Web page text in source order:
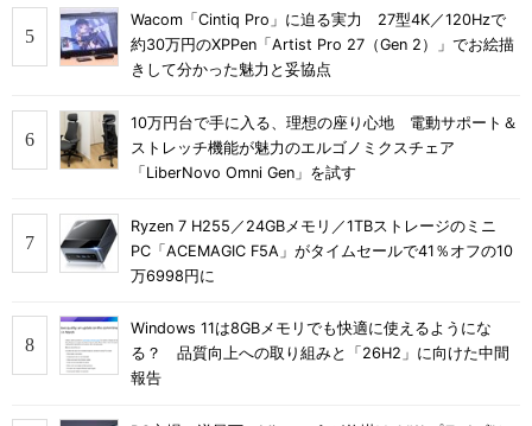
Wacom「Cintiq Pro」に迫る実力 27型4K／120Hzで
約30万円のXPPen「Artist Pro 27（Gen 2）」でお絵描
きして分かった魅力と妥協点
10万円台で手に入る、理想の座り心地 電動サポート＆
ストレッチ機能が魅力のエルゴノミクスチェア
「LiberNovo Omni Gen」を試す
Ryzen 7 H255／24GBメモリ／1TBストレージのミニ
PC「ACEMAGIC F5A」がタイムセールで41％オフの10
万6998円に
Windows 11は8GBメモリでも快適に使えるようにな
る？ 品質向上への取り組みと「26H2」に向けた中間
報告